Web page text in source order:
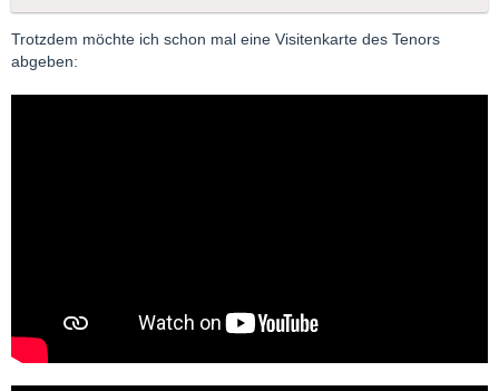
Trotzdem möchte ich schon mal eine Visitenkarte des Tenors
abgeben: